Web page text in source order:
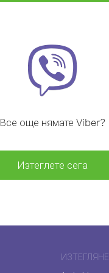
Все още нямате Viber?
Изтеглете сега
ИЗТЕГЛЯНЕ